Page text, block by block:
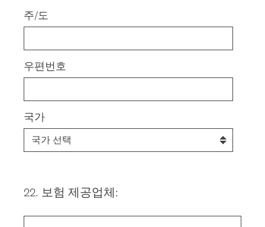
주/도
우편번호
국가
Question
22. 보험 제공업체: